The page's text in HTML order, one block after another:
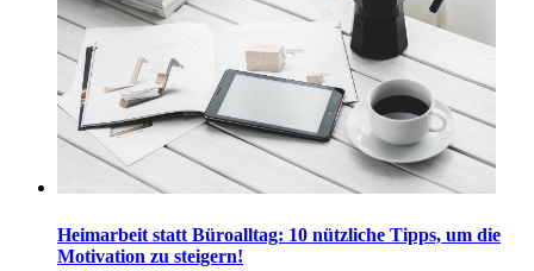
Heimarbeit statt Büroalltag: 10 nützliche Tipps, um die
Motivation zu steigern!